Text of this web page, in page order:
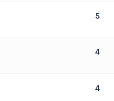
5
4
4